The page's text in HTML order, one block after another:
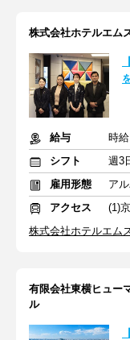
株式会社ホテルエ
給与
時
シフト
週3
雇用形態
ア
アクセス
(1)
株式会社ホテルエム
有限会社東横ヒュ
ル